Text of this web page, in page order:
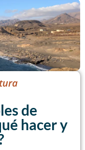
de
hacer y